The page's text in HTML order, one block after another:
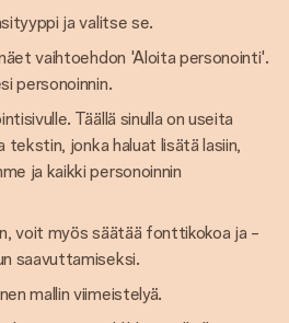
ja valitse se.
vaihtoehdon 'Aloita personointi'.
personoinnin.
Täällä sinulla on useita
jonka haluat lisätä lasiin,
ja kaikki personoinnin
voit myös säätää fonttikokoa ja -
saavuttamiseksi.
mallin viimeistelyä.